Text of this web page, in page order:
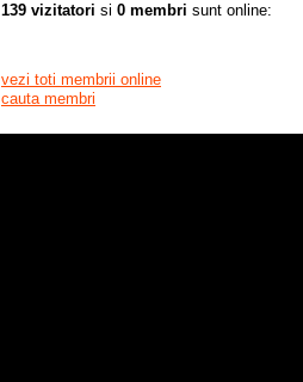
139 vizitatori si 0 membri sunt online:
vezi toti membrii online
cauta membri